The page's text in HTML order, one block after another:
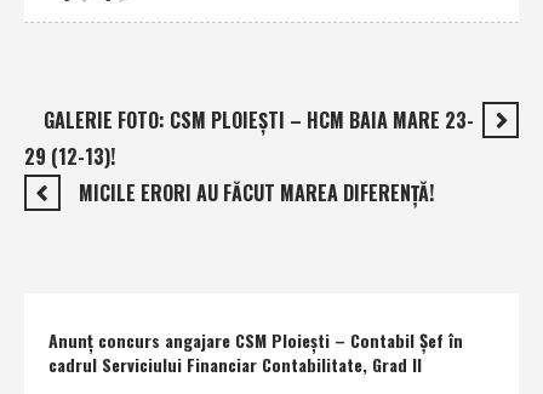
GALERIE FOTO: CSM PLOIEŞTI – HCM BAIA MARE 23-
29 (12-13)!
MICILE ERORI AU FĂCUT MAREA DIFERENŢĂ!
Anunţ concurs angajare CSM Ploieşti – Contabil Şef în
cadrul Serviciului Financiar Contabilitate, Grad II